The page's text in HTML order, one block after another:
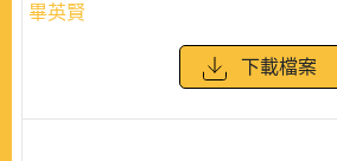
畢英賢
下載檔案